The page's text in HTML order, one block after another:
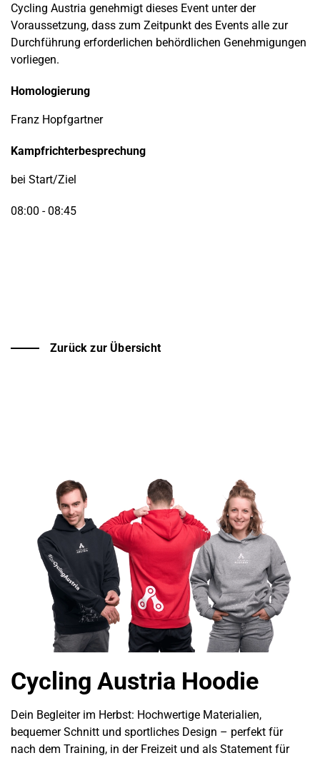
Cycling Austria genehmigt dieses Event unter der
Voraussetzung, dass zum Zeitpunkt des Events alle zur
Durchführung erforderlichen behördlichen Genehmigungen
vorliegen.
Homologierung
Franz Hopfgartner
Kampfrichterbesprechung
bei Start/Ziel
08:00 - 08:45
Zurück zur Übersicht
Cycling Austria Hoodie
Dein Begleiter im Herbst: Hochwertige Materialien,
bequemer Schnitt und sportliches Design – perfekt für
nach dem Training, in der Freizeit und als Statement für